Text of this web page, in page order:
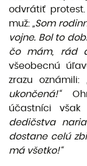
odvrátiť
muž:„Som
vojne. Bol to
čo mám, rád
všeobecnú
zrazu oznámili:
ukončená!“
účastníci
dedičstva
dostane celú
má všetko!“